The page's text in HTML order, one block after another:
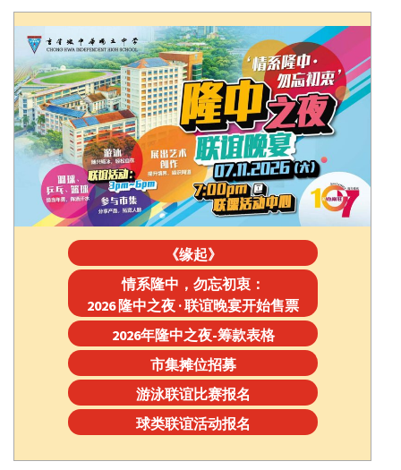
《缘起》
情系隆中，勿忘初衷：
2026 隆中之夜 · 联谊晚宴开始售票
2026年隆中之夜-筹款表格
市集摊位招募
游泳联谊比赛报名
球类联谊活动报名